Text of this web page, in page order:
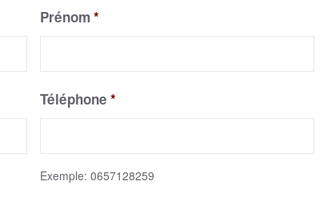
Prénom *
Téléphone *
Exemple: 0657128259